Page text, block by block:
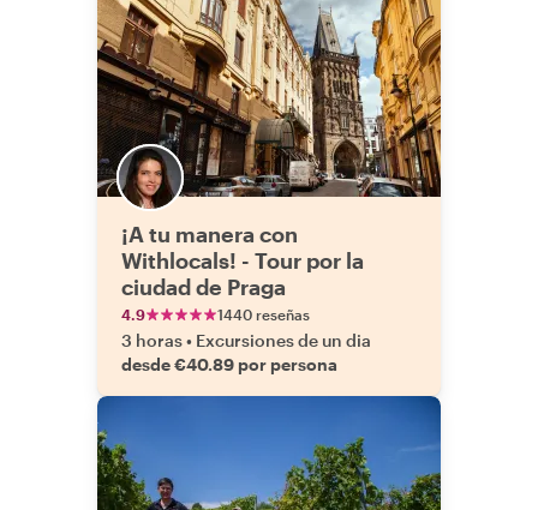
¡A tu manera con
Withlocals! - Tour por la
ciudad de Praga
4.9 1440 reseñas
3 horas• Excursiones de un dia
desde €40.89 por persona